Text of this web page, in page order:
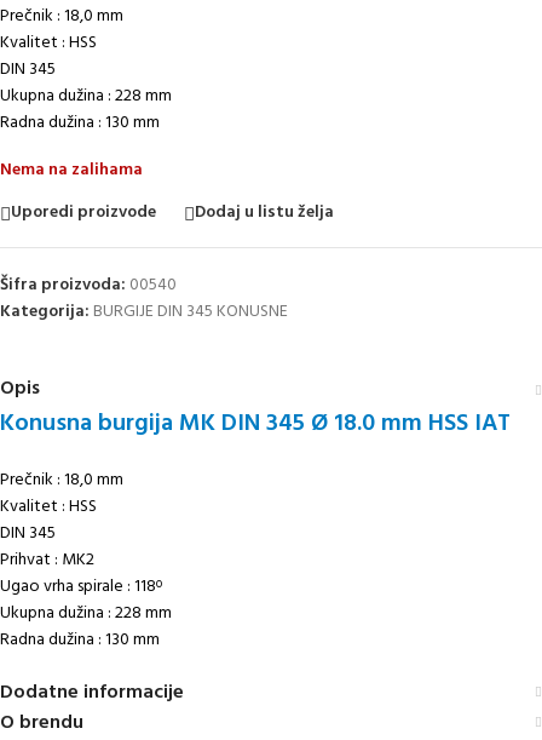
Prečnik : 18,0 mm
Kvalitet : HSS
DIN 345
Ukupna dužina : 228 mm
Radna dužina : 130 mm
Nema na zalihama
Uporedi proizvode
Dodaj u listu želja
Šifra proizvoda: 00540
Kategorija: BURGIJE DIN 345 KONUSNE
Opis
Konusna burgija MK DIN 345 Ø 18.0 mm HSS IAT
Prečnik : 18,0 mm
Kvalitet : HSS
DIN 345
Prihvat : MK2
Ugao vrha spirale : 118o
Ukupna dužina : 228 mm
Radna dužina : 130 mm
Dodatne informacije
O brendu